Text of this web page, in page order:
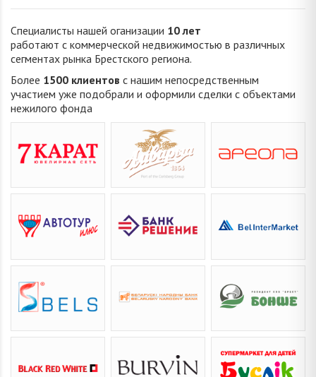
Специалисты нашей оганизации 10 лет
работают с коммерческой недвижимостью в различных
сегментах рынка Брестского региона.
Более 1500 клиентов с нашим непосредственным
участием уже подобрали и оформили сделки с объектами
нежилого фонда